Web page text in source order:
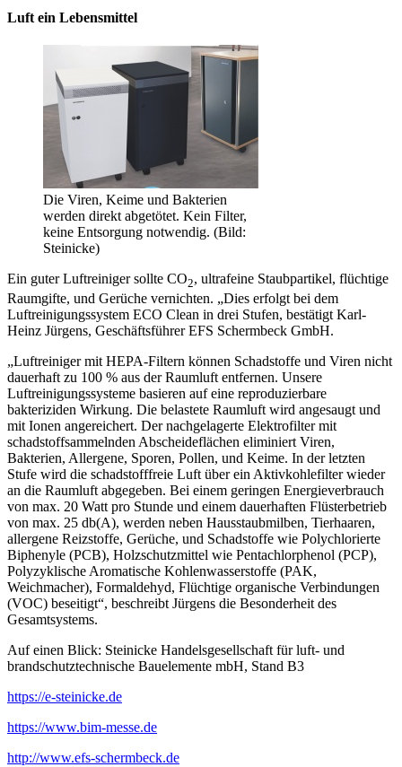
Luft ein Lebensmittel
Die Viren, Keime und Bakterien
werden direkt abgetötet. Kein Filter,
keine Entsorgung notwendig. (Bild:
Steinicke)
Ein guter Luftreiniger sollte CO2, ultrafeine Staubpartikel, flüchtige
Raumgifte, und Gerüche vernichten. „Dies erfolgt bei dem
Luftreinigungssystem ECO Clean in drei Stufen, bestätigt Karl-
Heinz Jürgens, Geschäftsführer EFS Schermbeck GmbH.
„Luftreiniger mit HEPA-Filtern können Schadstoffe und Viren nicht
dauerhaft zu 100 % aus der Raumluft entfernen. Unsere
Luftreinigungssysteme basieren auf eine reproduzierbare
bakteriziden Wirkung. Die belastete Raumluft wird angesaugt und
mit Ionen angereichert. Der nachgelagerte Elektrofilter mit
schadstoffsammelnden Abscheideflächen eliminiert Viren,
Bakterien, Allergene, Sporen, Pollen, und Keime. In der letzten
Stufe wird die schadstofffreie Luft über ein Aktivkohlefilter wieder
an die Raumluft abgegeben. Bei einem geringen Energieverbrauch
von max. 20 Watt pro Stunde und einem dauerhaften Flüsterbetrieb
von max. 25 db(A), werden neben Hausstaubmilben, Tierhaaren,
allergene Reizstoffe, Gerüche, und Schadstoffe wie Polychlorierte
Biphenyle (PCB), Holzschutzmittel wie Pentachlorphenol (PCP),
Polyzyklische Aromatische Kohlenwasserstoffe (PAK,
Weichmacher), Formaldehyd, Flüchtige organische Verbindungen
(VOC) beseitigt“, beschreibt Jürgens die Besonderheit des
Gesamtsystems.
Auf einen Blick: Steinicke Handelsgesellschaft für luft- und
brandschutztechnische Bauelemente mbH, Stand B3
https://e-steinicke.de
https://www.bim-messe.de
http://www.efs-schermbeck.de